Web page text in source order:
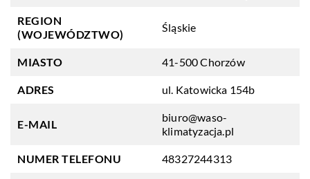
REGION
(WOJEWÓDZTWO)
Śląskie
MIASTO 41-500 Chorzów
ADRES ul. Katowicka 154b
E-MAIL
biuro@waso-
klimatyzacja.pl
NUMER TELEFONU 48327244313